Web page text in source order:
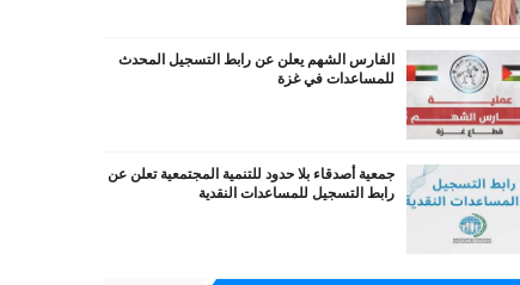
الفارس الشهم يعلن عن رابط التسجيل المحدث
للمساعدات في غزة
جمعية أصدقاء بلا حدود للتنمية المجتمعية تعلن عن
رابط التسجيل للمساعدات النقدية